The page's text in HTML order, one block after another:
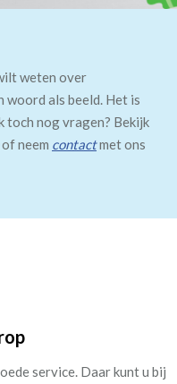
weten over
woord als beeld. Het is
toch nog vragen? Bekijk
of neem contactmet ons
service. Daar kunt u bij